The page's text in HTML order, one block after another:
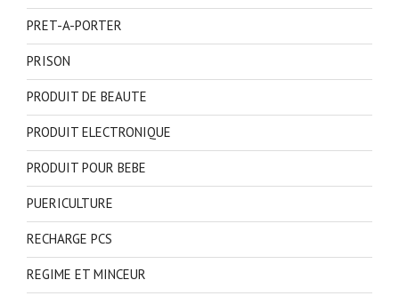
PRET-A-PORTER
PRISON
PRODUIT DE BEAUTE
PRODUIT ELECTRONIQUE
PRODUIT POUR BEBE
PUERICULTURE
RECHARGE PCS
REGIME ET MINCEUR